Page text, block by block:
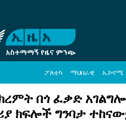
አገልግሎት የትምህርት
ፖለቲካ ማህበራዊ ኢኮኖሚ
በጎ ፈቃድ
ክፍሎች ግንባታ